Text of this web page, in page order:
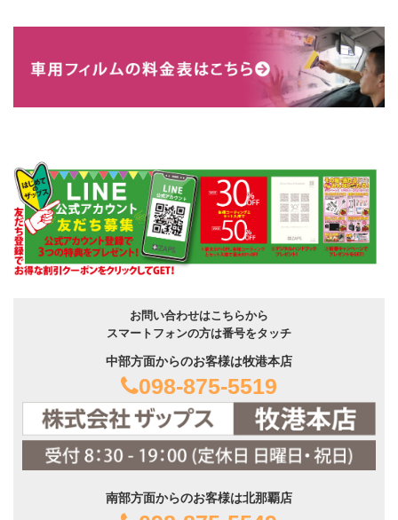
お問い合わせはこちらから
スマートフォンの方は番号をタッチ
中部方面からのお客様は牧港本店
098-875-5519
南部方面からのお客様は北那覇店